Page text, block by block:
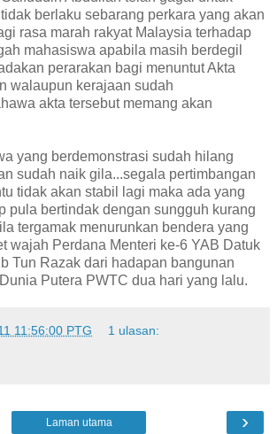
berlaku sebarang perkara yang akan
rasa marah rakyat Malaysia terhadap
mahasiswa apabila masih berdegil
perarakan bagi menuntut Akta
walaupun kerajaan sudah
akta tersebut memang akan
yang berdemonstrasi sudah hilang
sudah naik gila...segala pertimbangan
tidak akan stabil lagi maka ada yang
pula bertindak dengan sungguh kurang
tergamak menurunkan bendera yang
wajah Perdana Menteri ke-6 YAB Datuk
Tun Razak dari hadapan bangunan
Putera PWTC dua hari yang lalu.
11:56:00 PTG 1 ulasan:
›
Laman utama